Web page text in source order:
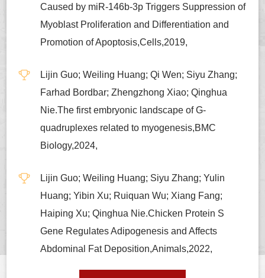
Caused by miR-146b-3p Triggers Suppression of
Myoblast Proliferation and Differentiation and
Promotion of Apoptosis,Cells,2019,
Lijin Guo; Weiling Huang; Qi Wen; Siyu Zhang;
Farhad Bordbar; Zhengzhong Xiao; Qinghua
Nie.The first embryonic landscape of G-
quadruplexes related to myogenesis,BMC
Biology,2024,
Lijin Guo; Weiling Huang; Siyu Zhang; Yulin
Huang; Yibin Xu; Ruiquan Wu; Xiang Fang;
Haiping Xu; Qinghua Nie.Chicken Protein S
Gene Regulates Adipogenesis and Affects
Abdominal Fat Deposition,Animals,2022,